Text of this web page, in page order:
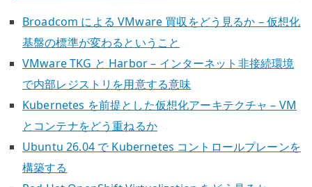
Broadcom による VMware 買収をどう見るか – 仮想化
基盤の標準が変わるということ
VMware TKG と Harbor – インターネット非接続環境
で内部レジストリを用意する意味
Kubernetes を前提とした仮想化アーキテクチャ – VM
とコンテナをどう重ねるか
Ubuntu 26.04 で Kubernetes コントロールプレーンを
構築する